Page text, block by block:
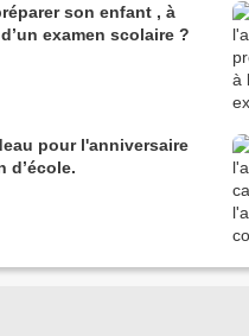
son enfant , à
examen scolaire ?
pour l'anniversaire
d’école.